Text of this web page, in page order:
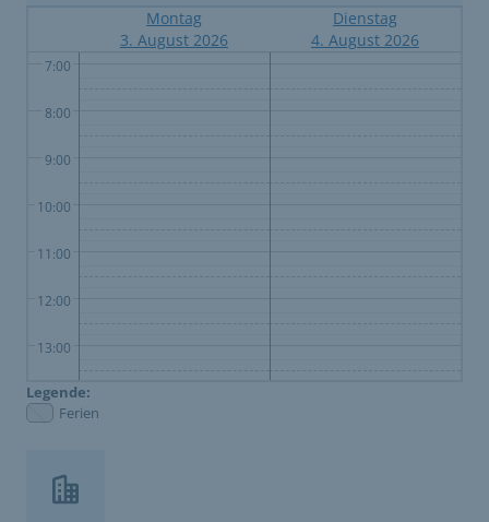
Montag
3. August 2026
Dienstag
4. August 2026
7:00
8:00
9:00
10:00
11:00
12:00
13:00
14:00
16:00
Legende:
Ferien